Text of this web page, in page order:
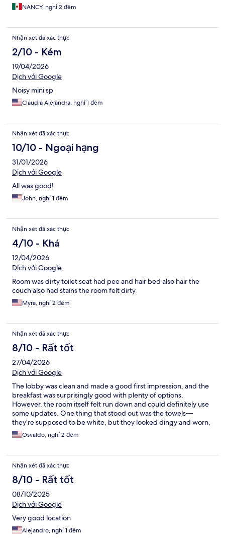
NANCY, nghỉ 2 đêm
Nhận xét đã xác thực
2/10 - Kém
19/04/2026
Dịch với Google
Noisy mini sp
Claudia Alejandra, nghỉ 1 đêm
Nhận xét đã xác thực
10/10 - Ngoại hạng
31/01/2026
Dịch với Google
All was good!
John, nghỉ 1 đêm
Nhận xét đã xác thực
4/10 - Khá
12/04/2026
Dịch với Google
Room was dirty toilet seat had pee and hair bed also hair the
couch also had stains the room felt dirty
Myra, nghỉ 2 đêm
Nhận xét đã xác thực
8/10 - Rất tốt
27/04/2026
Dịch với Google
The lobby was clean and made a good first impression, and the
breakfast was surprisingly good with plenty of options.
However, the room itself felt run down and could definitely use
some updates. One thing that stood out was the towels—
they’re supposed to be white, but they looked dingy and worn,
like they’ve just been used for too long. Overall, the common
areas and breakfast were nice, but the condition of the room
Osvaldo, nghỉ 2 đêm
Nhận xét đã xác thực
8/10 - Rất tốt
08/10/2025
Dịch với Google
Very good location
Alejandro, nghỉ 1 đêm